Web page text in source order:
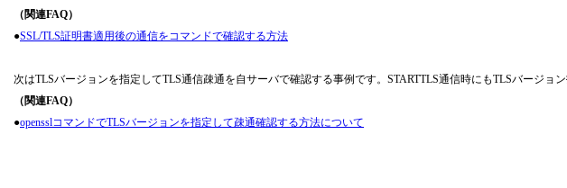
（関連FAQ）
●SSL/TLS証明書適用後の通信をコマンドで確認する方法
次はTLSバージョンを指定してTLS通信疎通を自サーバで確認する事例です。STARTTLS通信時にもTLSバージョン
（関連FAQ）
●opensslコマンドでTLSバージョンを指定して疎通確認する方法について